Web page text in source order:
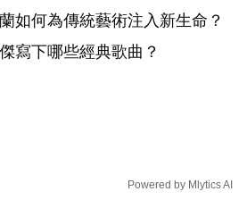
如何為傳統藝術注入新生命？
寫下哪些經典歌曲？
Powered by Mlytics AI